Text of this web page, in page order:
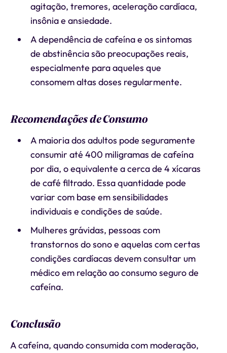
agitação, tremores, aceleração cardíaca,
insônia e ansiedade.
A dependência de cafeína e os sintomas
de abstinência são preocupações reais,
especialmente para aqueles que
consomem altas doses regularmente.
Recomendações de Consumo
A maioria dos adultos pode seguramente
consumir até 400 miligramas de cafeína
por dia, o equivalente a cerca de 4 xícaras
de café filtrado. Essa quantidade pode
variar com base em sensibilidades
individuais e condições de saúde.
Mulheres grávidas, pessoas com
transtornos do sono e aquelas com certas
condições cardíacas devem consultar um
médico em relação ao consumo seguro de
cafeína.
Conclusão
A cafeína, quando consumida com moderação,